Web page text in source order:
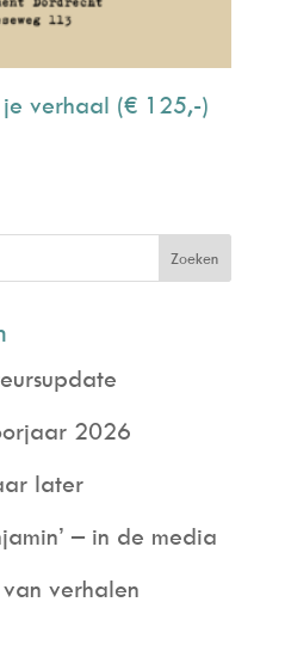
je verhaal (€ 125,-)
2026
later
– in de media
verhalen